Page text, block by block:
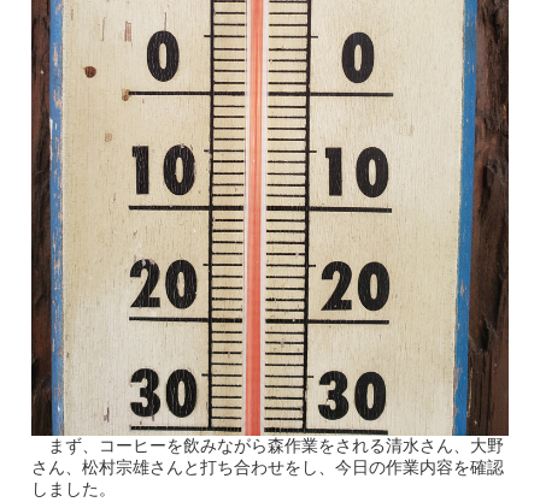
まず、コーヒーを飲みながら森作業をされる清水さん、大野
さん、松村宗雄さんと打ち合わせをし、今日の作業内容を確認
しました。